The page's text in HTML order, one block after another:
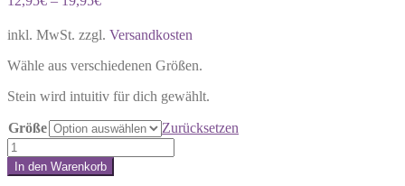
inkl. MwSt. zzgl. Versandkosten
Wähle aus verschiedenen Größen.
Stein wird intuitiv für dich gewählt.
Größe
Zurücksetzen
Labradorit
Handschmeichler
–
In den Warenkorb